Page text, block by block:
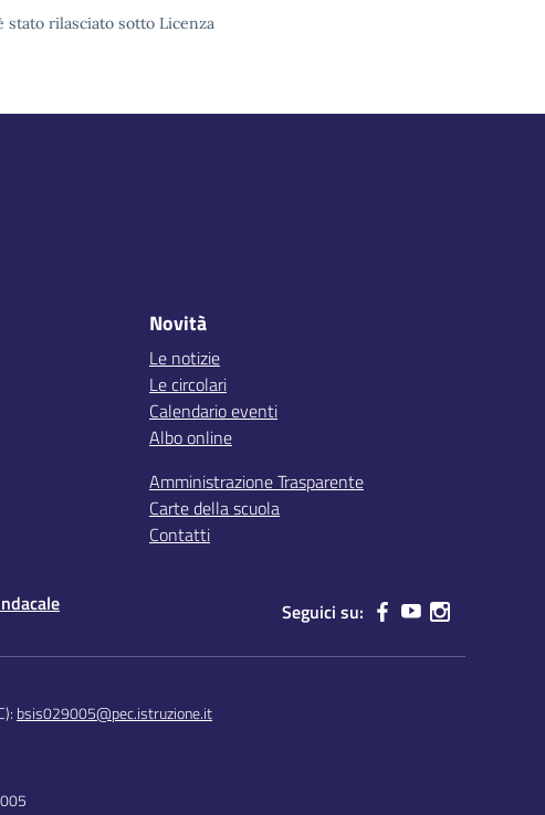
stato rilasciato sotto Licenza
Novità
Le notizie
Le circolari
Calendario eventi
Albo online
Amministrazione Trasparente
Carte della scuola
Contatti
Seguici su:
bsis029005@pec.istruzione.it